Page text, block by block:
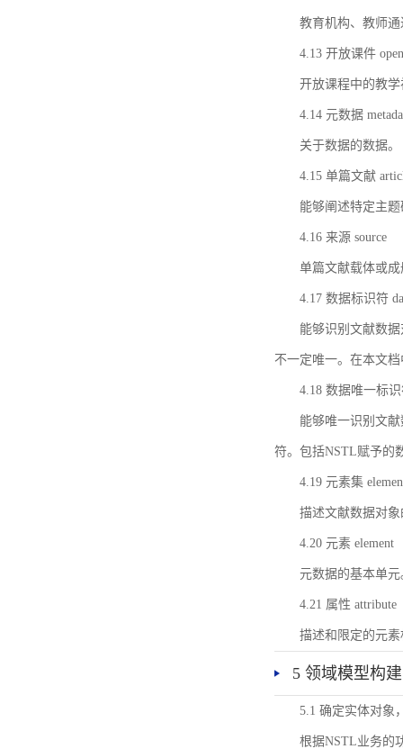
教育机构、教师
4.13 开放课件
开放课程中的教
4.14 元数据
关于数据的数据。
4.15 单篇文献
能够阐述特定主
4.16 来源 source
单篇文献载体或
4.17 数据标识符
能够识别文献数
不一定唯一。在本文
4.18 数据唯一标
能够唯一识别文
符。包括NSTL赋予的
4.19 元素集
描述文献数据对
4.20 元素 element
元数据的基本单元
4.21 属性 attribute
描述和限定的元
5 领域模型构建
5.1 确定实体对象
根据NSTL业务的